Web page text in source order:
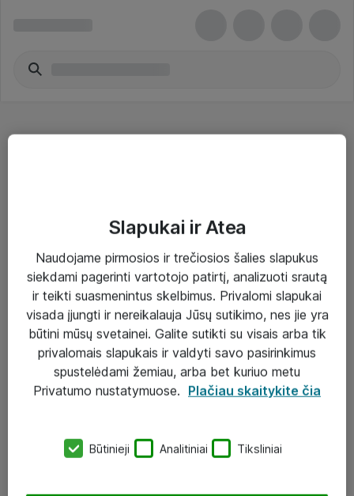
Sprendimai ir paslaugos
Paslaugos
Sprendimai
Įgyvendinti projektai
Atea ekspertų patarimai verslui
UAB „ATEA“
Slapukai ir Atea
Naudojame pirmosios ir trečiosios šalies slapukus
siekdami pagerinti vartotojo patirtį, analizuoti srautą
ir teikti suasmenintus skelbimus. Privalomi slapukai
visada įjungti ir nereikalauja Jūsų sutikimo, nes jie yra
būtini mūsų svetainei. Galite sutikti su visais arba tik
privalomais slapukais ir valdyti savo pasirinkimus
spustelėdami žemiau, arba bet kuriuo metu
Privatumo nustatymuose. Plačiau skaitykite čia
Būtinieji Analitiniai Tiksliniai